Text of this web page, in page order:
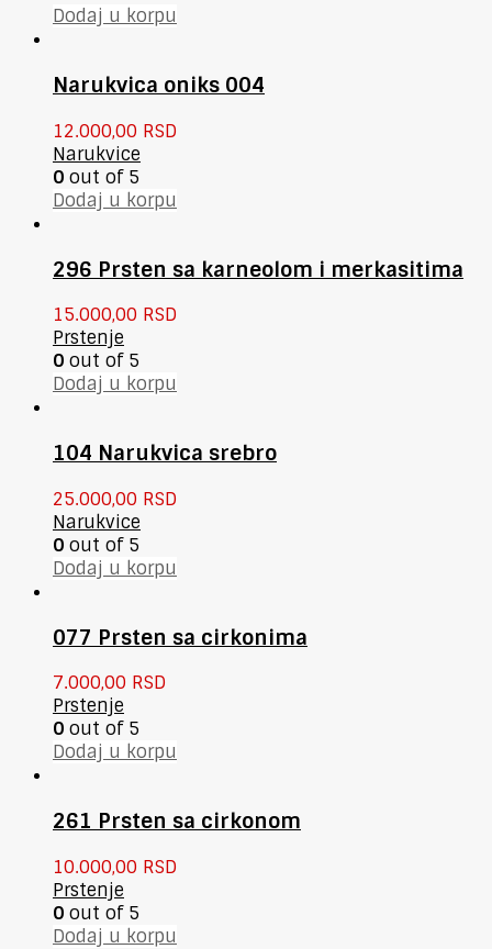
Dodaj u korpu
Narukvica oniks 004
12.000,00 RSD
Narukvice
0 out of 5
Dodaj u korpu
296 Prsten sa karneolom i merkasitima
15.000,00 RSD
Prstenje
0 out of 5
Dodaj u korpu
104 Narukvica srebro
25.000,00 RSD
Narukvice
0 out of 5
Dodaj u korpu
077 Prsten sa cirkonima
7.000,00 RSD
Prstenje
0 out of 5
Dodaj u korpu
261 Prsten sa cirkonom
10.000,00 RSD
Prstenje
0 out of 5
Dodaj u korpu